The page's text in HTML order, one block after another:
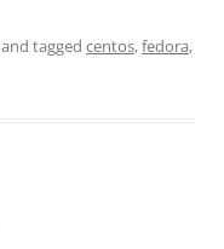
and tagged centos,fedora,